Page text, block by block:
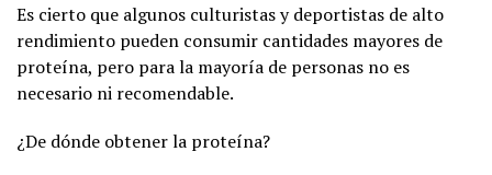
Es cierto que algunos culturistas y deportistas de alto
rendimiento pueden consumir cantidades mayores de
proteína, pero para la mayoría de personas no es
necesario ni recomendable.
¿De dónde obtener la proteína?